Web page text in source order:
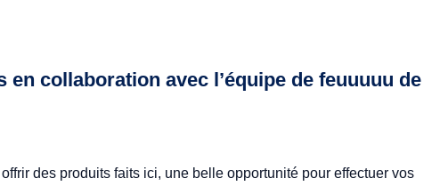
collaboration avec l’équipe de feuuuuu de
des produits faits ici, une belle opportunité pour effectuer vos